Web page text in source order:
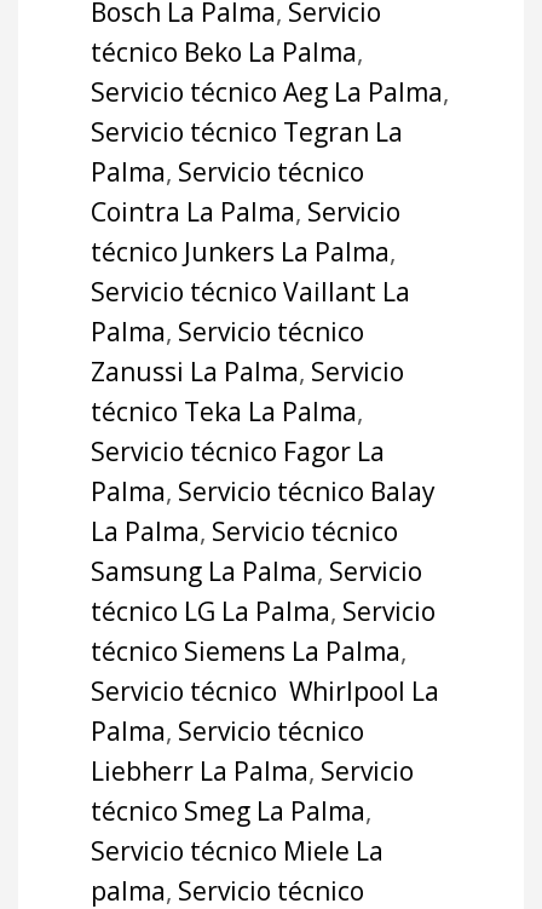
Bosch La Palma, Servicio
técnico Beko La Palma,
Servicio técnico Aeg La Palma,
Servicio técnico Tegran La
Palma, Servicio técnico
Cointra La Palma, Servicio
técnico Junkers La Palma,
Servicio técnico Vaillant La
Palma, Servicio técnico
Zanussi La Palma, Servicio
técnico Teka La Palma,
Servicio técnico Fagor La
Palma, Servicio técnico Balay
La Palma, Servicio técnico
Samsung La Palma, Servicio
técnico LG La Palma, Servicio
técnico Siemens La Palma,
Servicio técnico Whirlpool La
Palma, Servicio técnico
Liebherr La Palma, Servicio
técnico Smeg La Palma,
Servicio técnico Miele La
palma, Servicio técnico